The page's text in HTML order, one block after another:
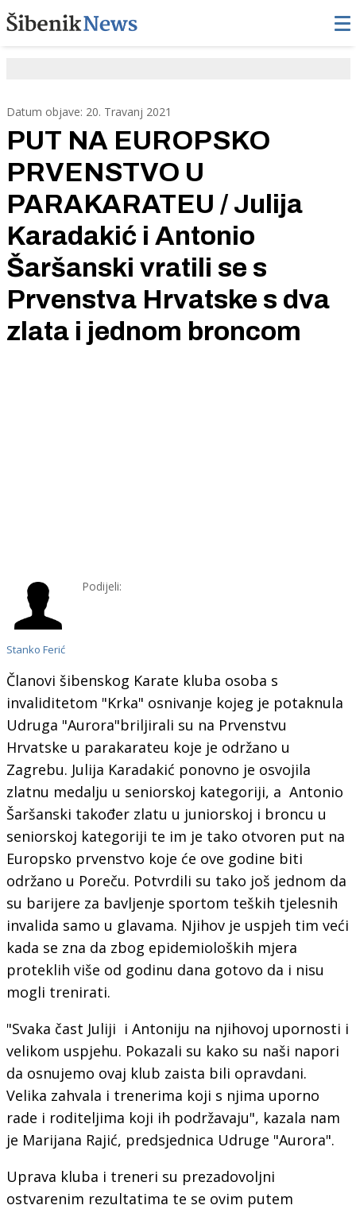
Datum objave: 20. Travanj 2021
PUT NA EUROPSKO
PRVENSTVO U
PARAKARATEU / Julija
Karadakić i Antonio
Šaršanski vratili se s
Prvenstva Hrvatske s dva
zlata i jednom broncom
Stanko Ferić
Podijeli:
Članovi šibenskog Karate kluba osoba s
invaliditetom "Krka" osnivanje kojeg je potaknula
Udruga "Aurora"briljirali su na Prvenstvu
Hrvatske u parakarateu koje je održano u
Zagrebu. Julija Karadakić ponovno je osvojila
zlatnu medalju u seniorskoj kategoriji, a Antonio
Šaršanski također zlatu u juniorskoj i broncu u
seniorskoj kategoriji te im je tako otvoren put na
Europsko prvenstvo koje će ove godine biti
održano u Poreču. Potvrdili su tako još jednom da
su barijere za bavljenje sportom teških tjelesnih
invalida samo u glavama. Njihov je uspjeh tim veći
kada se zna da zbog epidemioloških mjera
proteklih više od godinu dana gotovo da i nisu
mogli trenirati.
"Svaka čast Juliji i Antoniju na njihovoj upornosti i
velikom uspjehu. Pokazali su kako su naši napori
da osnujemo ovaj klub zaista bili opravdani.
Velika zahvala i trenerima koji s njima uporno
rade i roditeljima koji ih podržavaju", kazala nam
je Marijana Rajić, predsjednica Udruge "Aurora".
Uprava kluba i treneri su prezadovoljni
ostvarenim rezultatima te se ovim putem